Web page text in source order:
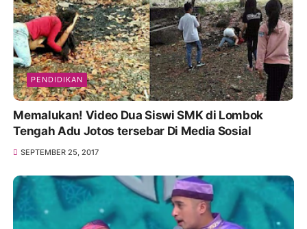
PENDIDIKAN
Memalukan! Video Dua Siswi SMK di Lombok
Tengah Adu Jotos tersebar Di Media Sosial
SEPTEMBER 25, 2017